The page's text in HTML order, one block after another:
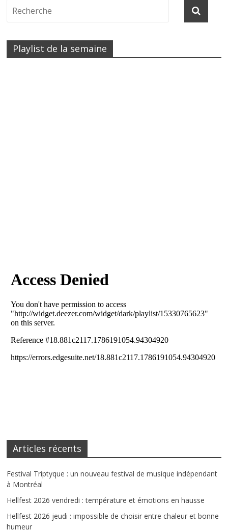
Playlist de la semaine
Articles récents
Festival Triptyque : un nouveau festival de musique indépendant
à Montréal
Hellfest 2026 vendredi : température et émotions en hausse
Hellfest 2026 jeudi : impossible de choisir entre chaleur et bonne
humeur